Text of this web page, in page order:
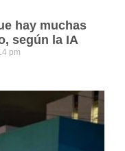
hay muchas
según la IA
pm